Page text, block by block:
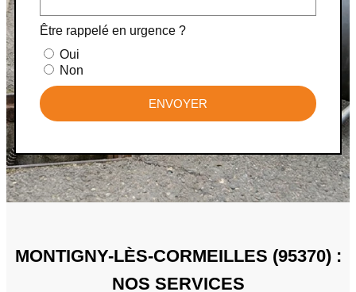
Être rappelé en urgence ?
Oui
Non
ENVOYER
MONTIGNY-LÈS-CORMEILLES (95370) :
NOS SERVICES